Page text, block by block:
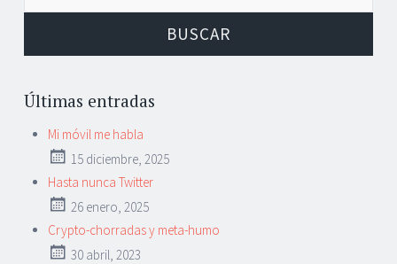
Últimas entradas
Mi móvil me habla
15 diciembre, 2025
Hasta nunca Twitter
26 enero, 2025
Crypto-chorradas y meta-humo
30 abril, 2023